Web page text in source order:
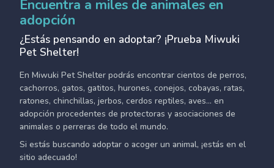
Encuentra a miles de animales en
adopción
¿Estás pensando en adoptar? ¡Prueba Miwuki
Pet Shelter!
En Miwuki Pet Shelter podrás encontrar cientos de perros,
cachorros, gatos, gatitos, hurones, conejos, cobayas, ratas,
ratones, chinchillas, jerbos, cerdos reptiles, aves... en
adopción procedentes de protectoras y asociaciones de
animales o perreras de todo el mundo.
Si estás buscando adoptar o acoger un animal, ¡estás en el
sitio adecuado!